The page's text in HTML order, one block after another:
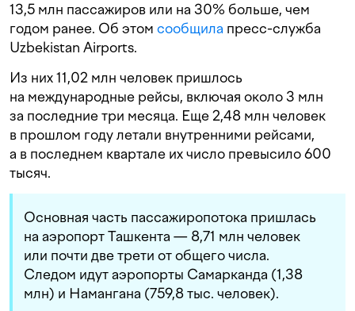
13,5 млн пассажиров или на 30% больше, чем
годом ранее. Об этом сообщила пресс-служба
Uzbekistan Airports.
Из них 11,02 млн человек пришлось
на международные рейсы, включая около 3 млн
за последние три месяца. Еще 2,48 млн человек
в прошлом году летали внутренними рейсами,
а в последнем квартале их число превысило 600
тысяч.
Основная часть пассажиропотока пришлась
на аэропорт Ташкента — 8,71 млн человек
или почти две трети от общего числа.
Следом идут аэропорты Самарканда (1,38
млн) и Намангана (759,8 тыс. человек).